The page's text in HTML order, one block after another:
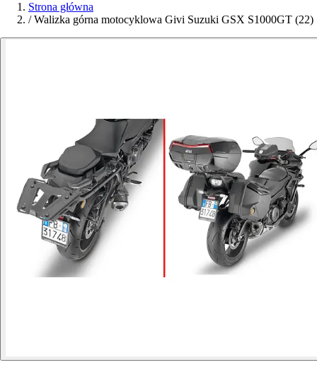
Strona główna
/ Walizka górna motocyklowa Givi Suzuki GSX S1000GT (22)